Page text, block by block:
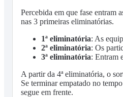
Percebida em que fase entram
nas 3 primeiras eliminatórias.
1ª eliminatória: As
2ª eliminatória: Os
3ª eliminatória: Entram
A partir da 4ª eliminatória, o
Se terminar empatado no
segue em frente.